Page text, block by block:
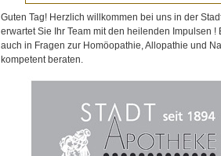
Guten Tag! Herzlich willkommen bei uns in der
erwartet Sie Ihr Team mit den heilenden Impulsen !
auch in Fragen zur Homöopathie, Allopathie und
kompetent beraten.